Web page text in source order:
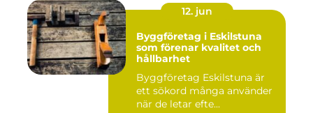
12. jun
Byggföretag i Eskilstuna
som förenar kvalitet och
hållbarhet
Byggföretag Eskilstuna är
ett sökord många använder
när de letar efte...